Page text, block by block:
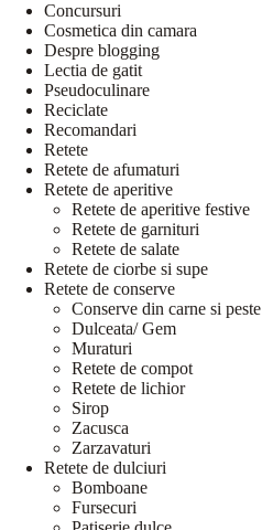
Concursuri
Cosmetica din camara
Despre blogging
Lectia de gatit
Pseudoculinare
Reciclate
Recomandari
Retete
Retete de afumaturi
Retete de aperitive
Retete de aperitive festive
Retete de garnituri
Retete de salate
Retete de ciorbe si supe
Retete de conserve
Conserve din carne si peste
Dulceata/ Gem
Muraturi
Retete de compot
Retete de lichior
Sirop
Zacusca
Zarzavaturi
Retete de dulciuri
Bomboane
Fursecuri